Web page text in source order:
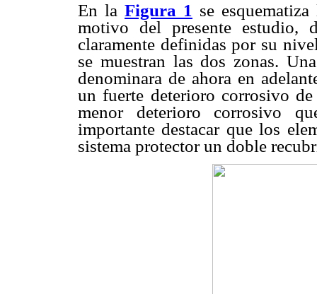
En la Figura 1 se
motivo del presente estudio,
claramente definidas por su
se muestran las dos zonas.
denominara de ahora en
un fuerte deterioro corrosivo
menor deterioro corrosivo
importante destacar que los
sistema protector un doble